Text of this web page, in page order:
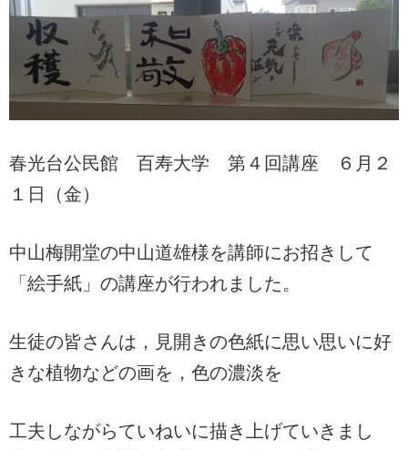
春光台公民館 百寿大学 第４回講座 ６月２
１日（金）
中山梅開堂の中山道雄様を講師にお招きして
「絵手紙」の講座が行われました。
生徒の皆さんは，見開きの色紙に思い思いに好
きな植物などの画を，色の濃淡を
工夫しながらていねいに描き上げていきまし